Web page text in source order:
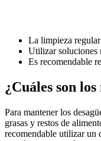
La limpieza
Utilizar soluciones
Es recomendable
¿Cuáles son
Para mantener los
grasas y restos de
recomendable utilizar un